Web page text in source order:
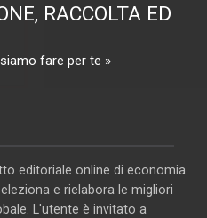
RACCOLTA ED
fare per te »
editoriale online di economia
e rielabora le migliori
L'utente è invitato a